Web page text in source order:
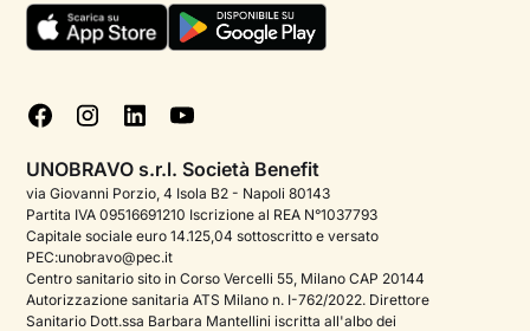
Aiuto urgente
FAQ
Podcast di psicologia
Corporate
Psicologo italiano all'estero
Sala stampa
Informativa Privacy
Cookie policy
Gestisci cookie
UNOBRAVO s.r.l. Società Benefit
via Giovanni Porzio, 4 Isola B2 - Napoli 80143
Partita IVA 09516691210 Iscrizione al REA N°1037793
Capitale sociale euro 14.125,04 sottoscritto e versato
PEC:unobravo@pec.it
Centro sanitario sito in Corso Vercelli 55, Milano CAP 20144
Autorizzazione sanitaria ATS Milano n. I-762/2022. Direttore
Sanitario Dott.ssa Barbara Mantellini iscritta all'albo dei